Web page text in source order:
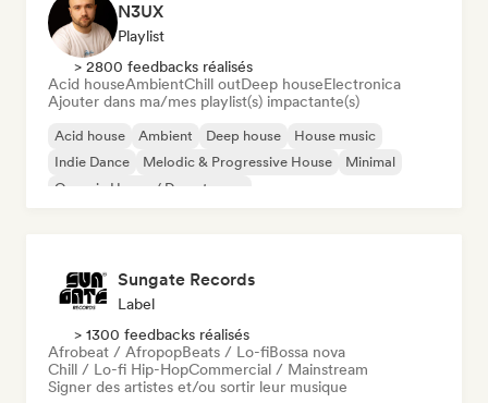
N3UX
Playlist
> 2800 feedbacks réalisés
Acid houseAmbientChill outDeep houseElectronica
Ajouter dans ma/mes playlist(s) impactante(s)
Acid house Ambient Deep house
House music
Indie Dance
Melodic & Progressive House
Minimal
Organic House / Downtempo
Sungate Records
Label
> 1300 feedbacks réalisés
Afrobeat / AfropopBeats / Lo-fiBossa nova
Chill / Lo-fi Hip-HopCommercial / Mainstream
Signer des artistes et/ou sortir leur musique